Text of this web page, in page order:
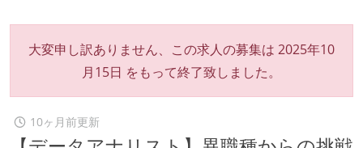
大変申し訳ありません、この求人の募集は 2025年10
月15日 をもって終了致しました。
10ヶ月前更新